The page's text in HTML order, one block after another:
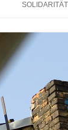
SOLIDARITÄT